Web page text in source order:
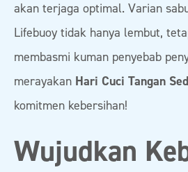
akan terjaga optimal. Varian
Lifebuoy tidak hanya lembut,
membasmi kuman penyebab
merayakan Hari Cuci Tangan
komitmen kebersihan!
Wujudkan